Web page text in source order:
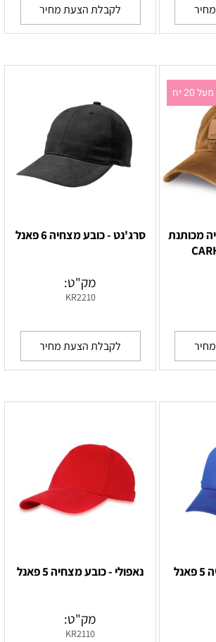
לקבלת הצעת מחיר
מעל 20 יח
מכותנת
סרג'נט - כובע מצחיה 6 פאנל
מק"ט:
KR2210
לקבלת הצעת מחיר
נאפולי - כובע מצחיה 5 פאנל
מק"ט:
KR2110